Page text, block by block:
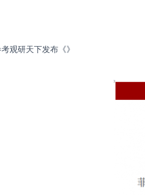
研天下发布《》